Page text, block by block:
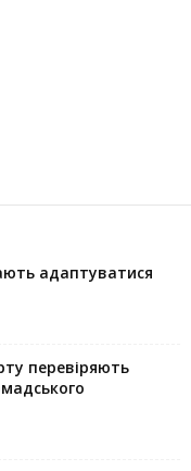
адаптуватися
перевіряють